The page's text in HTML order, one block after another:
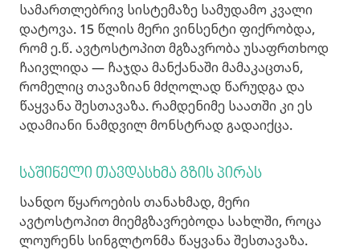
სამართლებრივ სისტემაზე სამუდამო კვალი
დატოვა. 15 წლის მერი ვინსენტი ფიქრობდა,
რომ ე.წ. ავტოსტოპით მგზავრობა უსაფრთხოდ
ჩაივლიდა — ჩაჯდა მანქანაში მამაკაცთან,
რომელიც თავაზიან მძღოლად წარუდგა და
წაყვანა შესთავაზა. რამდენიმე საათში კი ეს
ადამიანი ნამდვილ მონსტრად გადაიქცა.
საშინელი თავდასხმა გზის პირას
სანდო წყაროების თანახმად, მერი
ავტოსტოპით მიემგზავრებოდა სახლში, როცა
ლოურენს სინგლტონმა წაყვანა შესთავაზა.